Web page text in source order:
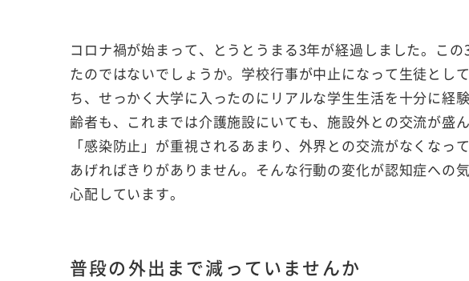
コロナ禍が始まって、とうとうまる3年が経過しました。こ
たのではないでしょうか。学校行事が中止になって生徒とし
ち、せっかく大学に入ったのにリアルな学生生活を十分に経
齢者も、これまでは介護施設にいても、施設外との交流が盛
「感染防止」が重視されるあまり、外界との交流がなくなっ
あげればきりがありません。そんな行動の変化が認知症への
心配しています。
普段の外出まで減っていませんか